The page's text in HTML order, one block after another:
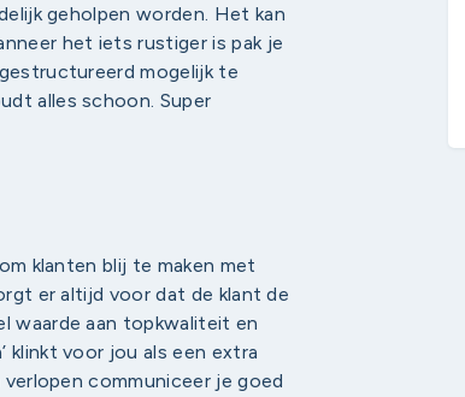
geholpen worden. Het kan
het iets rustiger is pak je
mogelijk te
alles schoon. Super
klanten blij te maken met
er altijd voor dat de klant de
waarde aan topkwaliteit en
klinkt voor jou als een extra
communiceer je goed